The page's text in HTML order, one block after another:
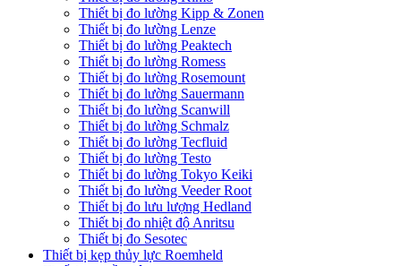
Thiết bị đo lường Kipp & Zonen
Thiết bị đo lường Lenze
Thiết bị đo lường Peaktech
Thiết bị đo lường Romess
Thiết bị đo lường Rosemount
Thiết bị đo lường Sauermann
Thiết bị đo lường Scanwill
Thiết bị đo lường Schmalz
Thiết bị đo lường Tecfluid
Thiết bị đo lường Testo
Thiết bị đo lường Tokyo Keiki
Thiết bị đo lường Veeder Root
Thiết bị đo lưu lượng Hedland
Thiết bị đo nhiệt độ Anritsu
Thiết bị đo Sesotec
Thiết bị kẹp thủy lực Roemheld